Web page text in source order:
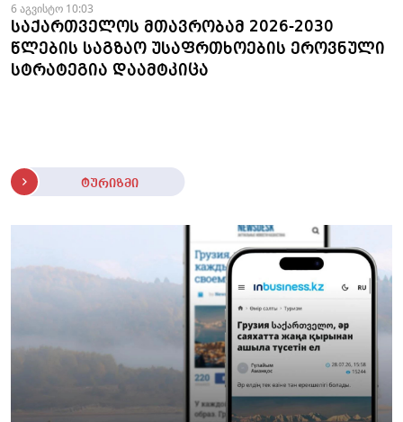
6 აგვისტო 10:03
საქართველოს მთავრობამ 2026-2030
წლების საგზაო უსაფრთხოების ეროვნული
სტრატეგია დაამტკიცა
ტურიზმი